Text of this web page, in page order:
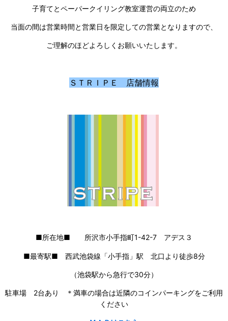
子育てとペーパークイリング教室運営の両立のため
当面の間は営業時間と営業日を限定しての営業となりますので、
ご理解のほどよろしくお願いいたします。
ＳＴＲＩＰＥ 店舗情報
■所在地■ 所沢市小手指町1-42-7 アデス３
■最寄駅■ 西武池袋線「小手指」駅 北口より徒歩8分
（池袋駅から急行で30分）
駐車場 2台あり ＊満車の場合は近隣のコインパーキングをご利用
ください